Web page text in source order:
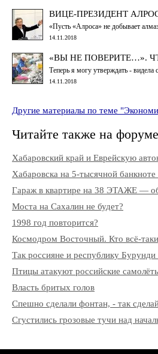
ВИЦЕ-ПРЕЗИДЕНТ
«Пусть «Алроса» не добывает
14.11.2018
«ВЫ НЕ ПОВЕРИТЕ…».
Теперь я могу утверждать - видела
14.11.2018
Другие материалы по теме
Читайте также на форуме
Хабаровский край и Еврейскую
Хабаровска на 5-тысячной банкноте
Гараж в квартире на 38 ЭТАЖЕ —
Моста на Сахалин не будет?
1998 год повторится?
Космодром Восточный. Кто всё-
Так россияне и республику Бурунди
Птицы атакуют российские
Власть бритых голов
Спешно сделали фонтан, - так
Сгустились грозовые тучи над